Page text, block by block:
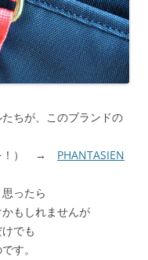
ちが、このブランドの
！） → PHANTASIEN
ったら
もしれませんが
でも
す。